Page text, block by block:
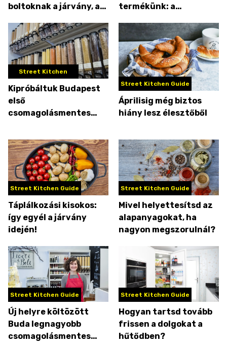
boltoknak a járvány, az
bezár a városban
termékünk: a
Street Kitchen
Kipróbáltuk Budapest
első
csomagolásmentes
Street Kitchen Guide
Áprilisig még biztos
hiány lesz élesztőből
Street Kitchen Guide
Táplálkozási kisokos:
így egyél a járvány
idején!
Street Kitchen Guide
Mivel helyettesítsd az
alapanyagokat, ha
nagyon megszorulnál?
Street Kitchen Guide
Új helyre költözött
Buda legnagyobb
csomagolásmentes
Street Kitchen Guide
Hogyan tartsd tovább
frissen a dolgokat a
hűtődben?